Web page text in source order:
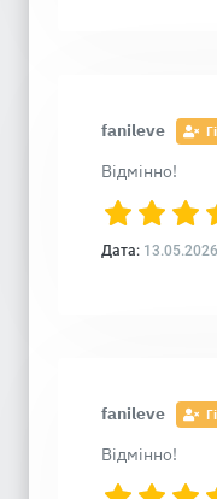
fanileve
Відмінно!
Дата: 13.05.2026
fanileve
Відмінно!